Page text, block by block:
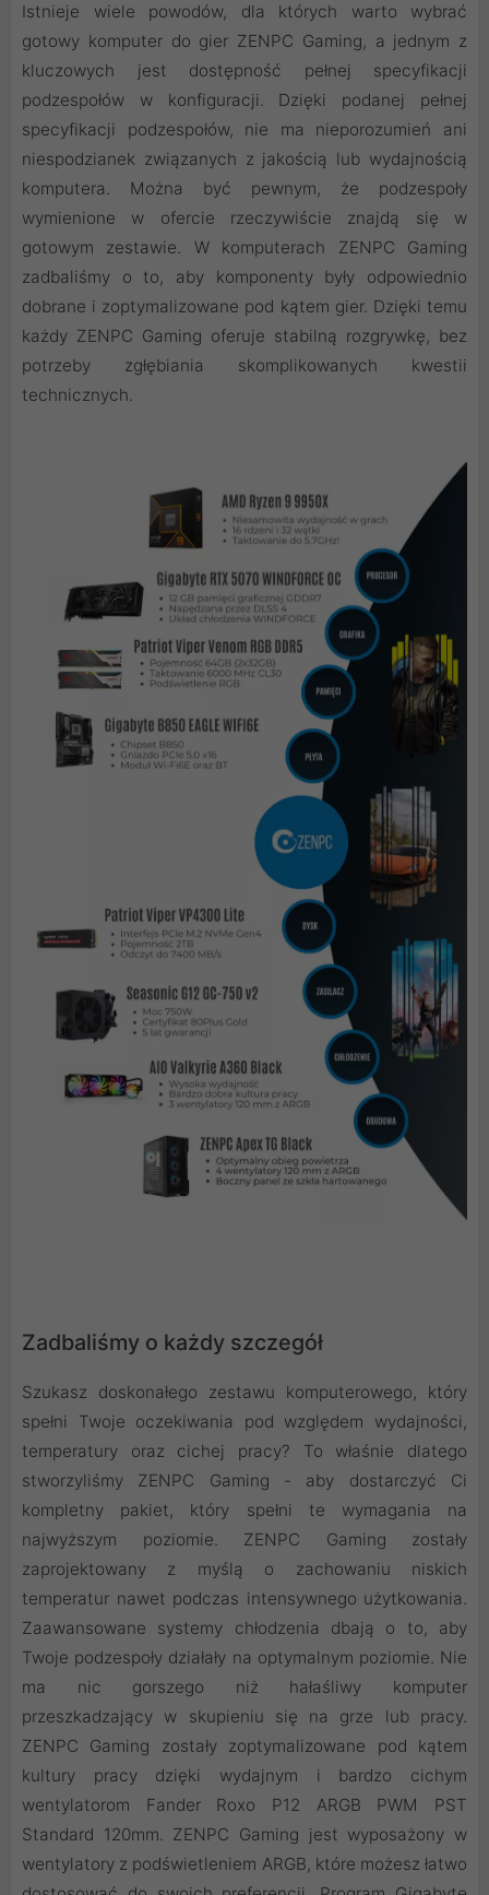
Istnieje wiele powodów, dla których warto wybrać
gotowy komputer do gier ZENPC Gaming, a jednym z
kluczowych jest dostępność pełnej specyfikacji
podzespołów w konfiguracji. Dzięki podanej pełnej
specyfikacji podzespołów, nie ma nieporozumień ani
niespodzianek związanych z jakością lub wydajnością
komputera. Można być pewnym, że podzespoły
wymienione w ofercie rzeczywiście znajdą się w
gotowym zestawie. W komputerach ZENPC Gaming
zadbaliśmy o to, aby komponenty były odpowiednio
dobrane i zoptymalizowane pod kątem gier. Dzięki temu
każdy ZENPC Gaming oferuje stabilną rozgrywkę, bez
potrzeby zgłębiania skomplikowanych kwestii
technicznych.
Zadbaliśmy o każdy szczegół
Szukasz doskonałego zestawu komputerowego, który
spełni Twoje oczekiwania pod względem wydajności,
temperatury oraz cichej pracy? To właśnie dlatego
stworzyliśmy ZENPC Gaming - aby dostarczyć Ci
kompletny pakiet, który spełni te wymagania na
najwyższym poziomie. ZENPC Gaming zostały
zaprojektowany z myślą o zachowaniu niskich
temperatur nawet podczas intensywnego użytkowania.
Zaawansowane systemy chłodzenia dbają o to, aby
Twoje podzespoły działały na optymalnym poziomie. Nie
ma nic gorszego niż hałaśliwy komputer
przeszkadzający w skupieniu się na grze lub pracy.
ZENPC Gaming zostały zoptymalizowane pod kątem
kultury pracy dzięki wydajnym i bardzo cichym
wentylatorom Fander Roxo P12 ARGB PWM PST
Standard 120mm. ZENPC Gaming jest wyposażony w
wentylatory z podświetleniem ARGB, które możesz łatwo